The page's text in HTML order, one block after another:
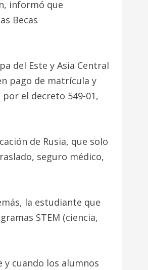
informó que
Becas
del Este y Asia Central
pago de matrícula y
el decreto 549-01,
de Rusia, que solo
seguro médico,
la estudiante que
STEM (ciencia,
y cuando los alumnos